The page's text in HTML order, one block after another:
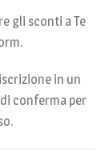
gli sconti a Te
in un
conferma per